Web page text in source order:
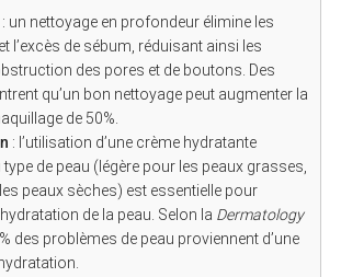
: un nettoyage en profondeur élimine les
l’excès de sébum, réduisant ainsi les
des pores et de boutons. Des
qu’un bon nettoyage peut augmenter la
de 50%.
: l’utilisation d’une crème hydratante
type de peau (légère pour les peaux grasses,
peaux sèches) est essentielle pour
de la peau. Selon la Dermatology
des problèmes de peau proviennent d’une